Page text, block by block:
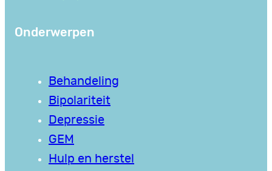
Onderwerpen
Behandeling
Bipolariteit
Depressie
GEM
Hulp en herstel